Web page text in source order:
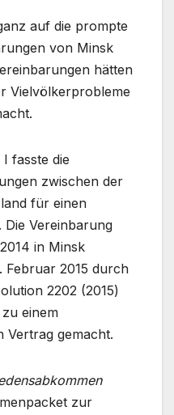
auf die prompte
von Minsk
hätten
Vielvölkerprobleme
fasste die
zwischen der
für einen
Die Vereinbarung
in Minsk
Februar 2015 durch
2202 (2015)
einem
Vertrag gemacht.
zur